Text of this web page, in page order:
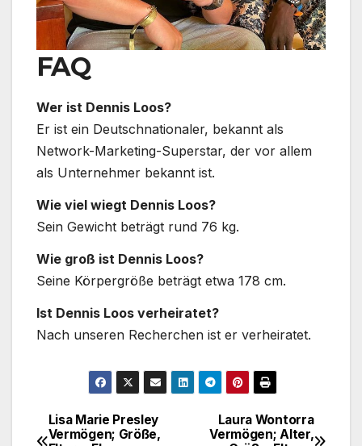
FAQ
Wer ist Dennis Loos?
Er ist ein Deutschnationaler, bekannt als
Network-Marketing-Superstar, der vor allem
als Unternehmer bekannt ist.
Wie viel wiegt Dennis Loos?
Sein Gewicht beträgt rund 76 kg.
Wie groß ist Dennis Loos?
Seine Körpergröße beträgt etwa 178 cm.
Ist Dennis Loos verheiratet?
Nach unseren Recherchen ist er verheiratet.
Post
Laura Wontorra
Vermögen; Alter,
Lisa Marie Presley
Vermögen; Größe,